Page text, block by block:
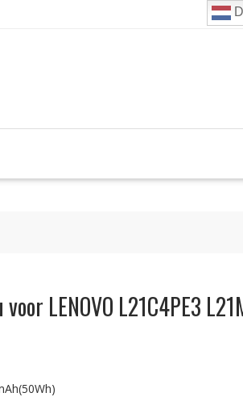
LENOVO L21C4PE3